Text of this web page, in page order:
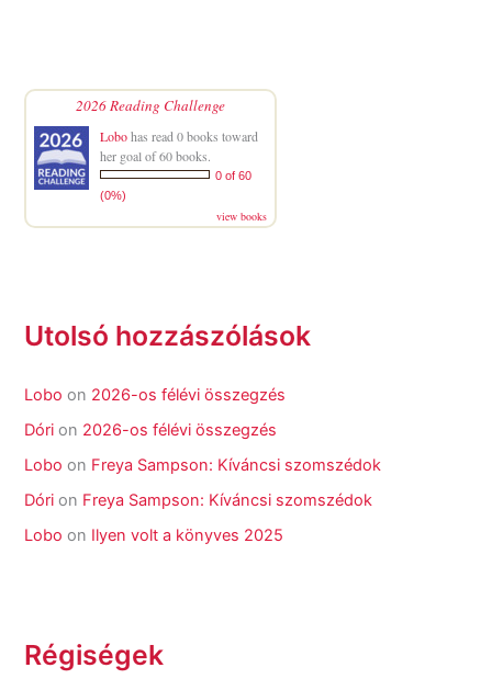
2026 Reading Challenge
Lobohas read 0 books toward
her goal of 60 books.
0 of 60
(0%)
view books
Utolsó hozzászólások
Lobo on 2026-os félévi összegzés
Dóri on 2026-os félévi összegzés
Lobo on Freya Sampson: Kíváncsi szomszédok
Dóri on Freya Sampson: Kíváncsi szomszédok
Lobo on Ilyen volt a könyves 2025
Régiségek